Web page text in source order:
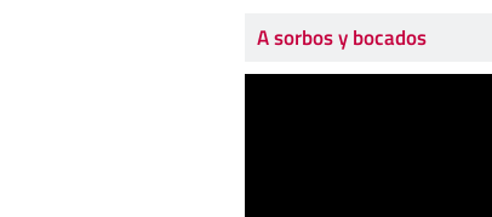
A sorbos y bocados